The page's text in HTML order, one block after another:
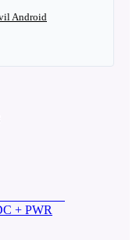
Android
+ PWR